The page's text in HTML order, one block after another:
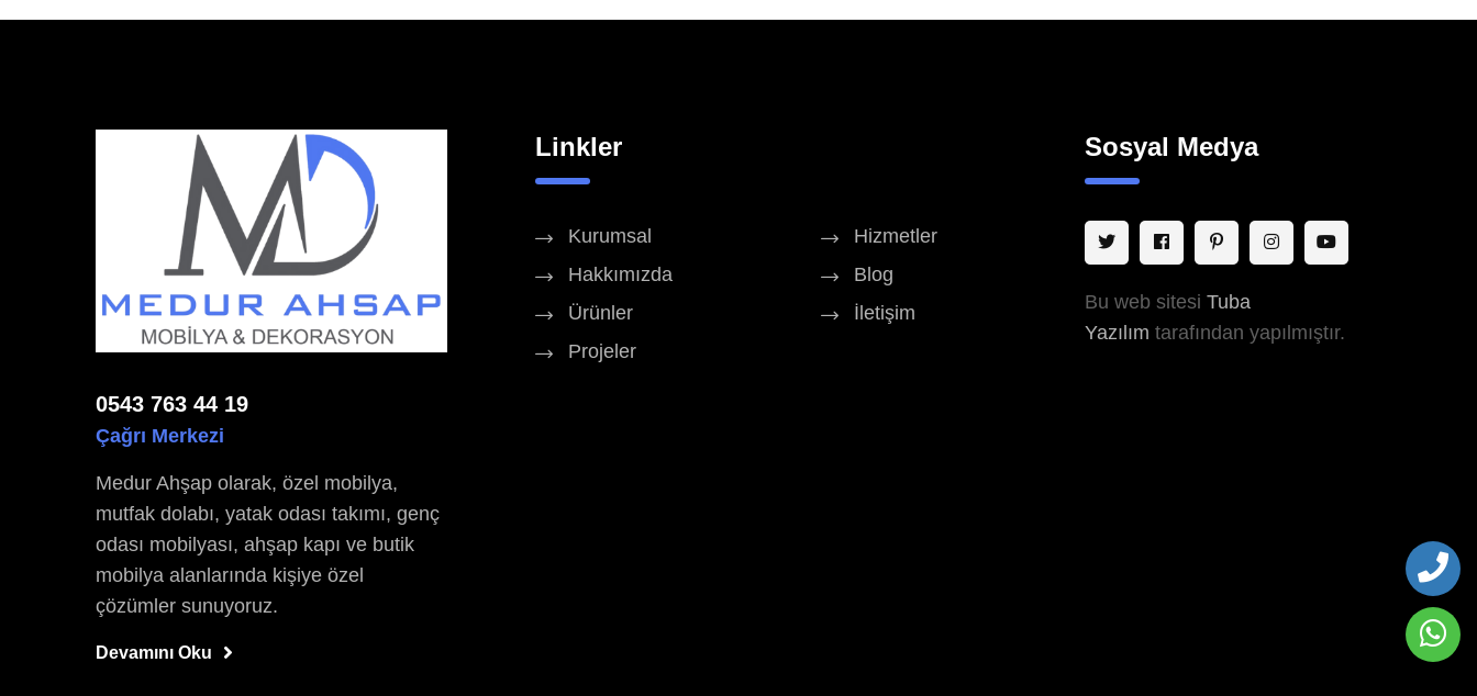
0543 763 44 19
Çağrı Merkezi
Medur Ahşap olarak, özel mobilya,
mutfak dolabı, yatak odası takımı, genç
odası mobilyası, ahşap kapı ve butik
mobilya alanlarında kişiye özel
çözümler sunuyoruz.
Devamını Oku
Linkler
Kurumsal
Hakkımızda
Ürünler
Projeler
Hizmetler
Blog
İletişim
Sosyal Medya
Bu web sitesi Tuba
Yazılım tarafından yapılmıştır.